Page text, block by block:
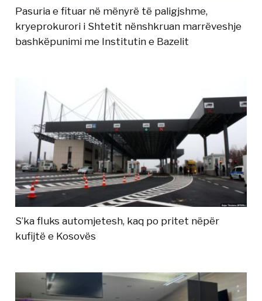
Pasuria e fituar në mënyrë të paligjshme,
kryeprokurori i Shtetit nënshkruan marrëveshje
bashkëpunimi me Institutin e Bazelit
S’ka fluks automjetesh, kaq po pritet nëpër
kufijtë e Kosovës